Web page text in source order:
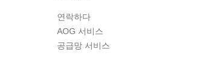
연락하다
AOG 서비스
공급망 서비스